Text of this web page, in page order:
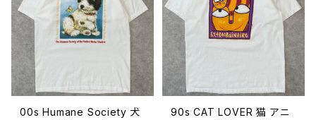
00s Humane Society 犬
90s CAT LOVER 猫 アニ